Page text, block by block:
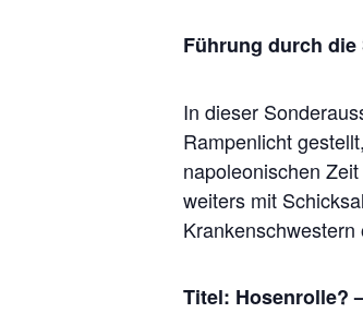
Führung durch
In dieser
Rampenlicht
napoleonischen
weiters mit
Titel: Hosenrolle?